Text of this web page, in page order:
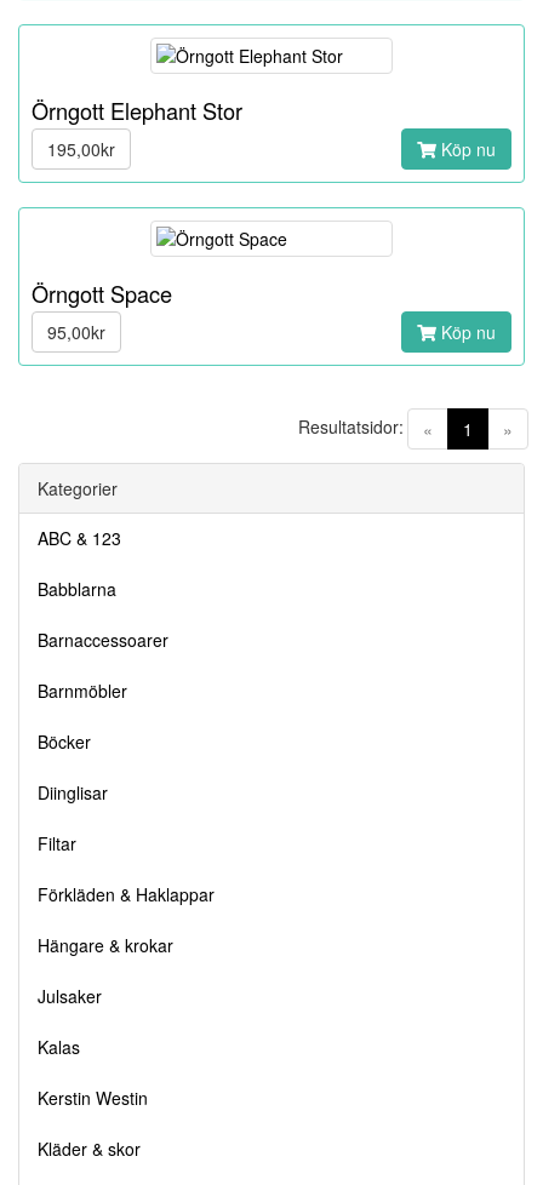
Örngott Elephant Stor
195,00kr Köp nu
Örngott Space
95,00kr Köp nu
« 1 (current)
»
Resultatsidor:
Kategorier
ABC & 123
Babblarna
Barnaccessoarer
Barnmöbler
Böcker
Diinglisar
Filtar
Förkläden & Haklappar
Hängare & krokar
Julsaker
Kalas
Kerstin Westin
Kläder & skor